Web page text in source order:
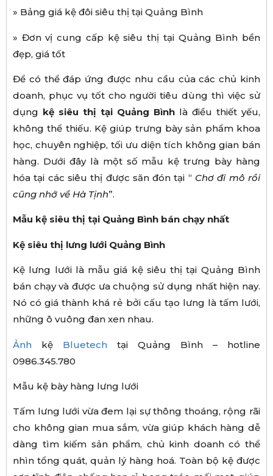
» Bảng giá kệ đôi siêu thị tại Quảng Bình
» Đơn vị cung cấp kệ siêu thị tại Quảng Bình bền
đẹp, giá tốt
Để có thể đáp ứng được nhu cầu của các chủ kinh
doanh, phục vụ tốt cho người tiêu dùng thì việc sử
dụng kệ siêu thị tại Quảng Bình là điều thiết yếu,
không thể thiếu. Kệ giúp trưng bày sản phẩm khoa
học, chuyên nghiệp, tối ưu diện tích không gian bán
hàng. Dưới đây là một số mẫu kệ trưng bày hàng
hóa tại các siêu thị được săn đón tại “ Chơ đi mô rồi
cũng nhớ về Hà Tịnh”.
Mẫu kệ siêu thị tại Quảng Bình bán chạy nhất
Kệ siêu thị lưng lưới Quảng Bình
Kệ lưng lưới là mẫu giá kệ siêu thị tại Quảng Bình
bán chạy và được ưa chuộng sử dụng nhất hiện nay.
Nó có giá thành khá rẻ bởi cấu tạo lưng là tấm lưới,
những ô vuông đan xen nhau.
Ảnh kệ Bluetech tại Quảng Bình – hotline
0986.345.780
Mẫu kệ bày hàng lưng lưới
Tấm lưng lưới vừa đem lại sự thông thoáng, rộng rãi
cho không gian mua sắm, vừa giúp khách hàng dễ
dàng tìm kiếm sản phẩm, chủ kinh doanh có thể
nhìn tổng quát, quản lý hàng hoá. Toàn bộ kệ được